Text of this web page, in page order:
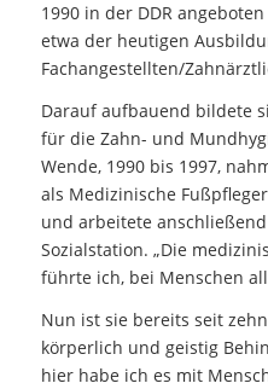
1990 in der DDR
etwa der heutigen
Fachangestellten/
Darauf aufbauend bildete
für die Zahn- und
Wende, 1990 bis 1997,
als Medizinische
und arbeitete
Sozialstation. „Die
führte ich, bei Menschen
Nun ist sie bereits seit
körperlich und geistig
hier habe ich es mit